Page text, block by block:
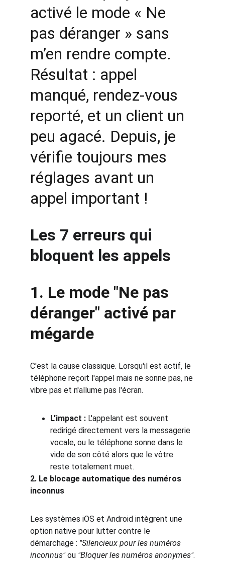
activé le mode « Ne
pas déranger » sans
m’en rendre compte.
Résultat : appel
manqué, rendez-vous
reporté, et un client un
peu agacé. Depuis, je
vérifie toujours mes
réglages avant un
appel important !
Les 7 erreurs qui
bloquent les appels
1. Le mode "Ne pas
déranger" activé par
mégarde
C'est la cause classique. Lorsqu'il est actif, le
téléphone reçoit l'appel mais ne sonne pas, ne
vibre pas et n'allume pas l'écran.
L'impact : L'appelant est souvent
redirigé directement vers la messagerie
vocale, ou le téléphone sonne dans le
vide de son côté alors que le vôtre
reste totalement muet.
2. Le blocage automatique des numéros
inconnus
Les systèmes iOS et Android intègrent une
option native pour lutter contre le
démarchage : "Silencieux pour les numéros
inconnus" ou "Bloquer les numéros anonymes".